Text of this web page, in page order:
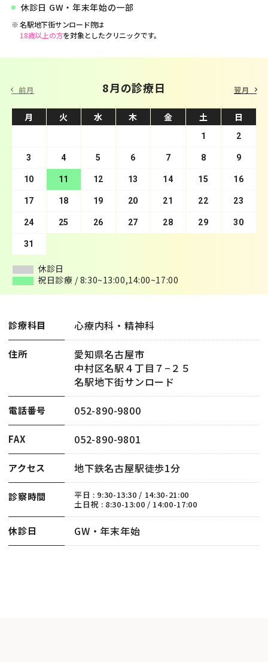
休診日 GW・年末年始の一部
名駅地下街サンロード院は
18歳以上の方を対象としたクリニックです。
前月 8月の診療日
月 火 水 木 金 土 日
1 2
3 4 5 6 7 8 9
10 11 12 13 14 15 16
17 18 19 20 21 22 23
24 25 26 27 28 29 30
31
休診日
祝日診療 / 8:30~13:00,14:00~17:00
9 月の診療日
月 火 水 木 金 土 日
5 6
7 8 9 10 11 12 13
14 15 16 17 18 19 20
21 22 23 24 25 26 27
28 29 30
休診日
祝日診療 / 8:30~13:00,14:00~17:00
翌月
診療科目 心療内科・精神科
住所
愛知県名古屋市
中村区名駅４丁目７−２５
名駅地下街サンロード
電話番号 052-890-9800
FAX 052-890-9801
アクセス 地下鉄名古屋駅徒歩1分
診察時間
平日 : 9:30-13:30 / 14:30-21:00
土日祝 : 8:30-13:00 / 14:00-17:00
休診日 GW・年末年始